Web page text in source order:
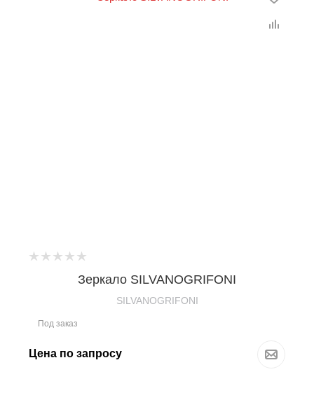
Зеркало SILVANOGRIFONI
SILVANOGRIFONI
Под заказ
Цена по запросу